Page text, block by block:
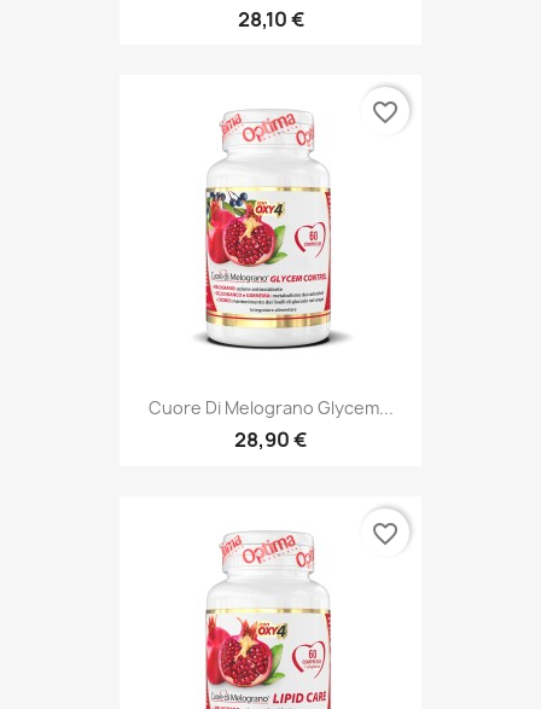
28,10 €
Cuore Di Melograno Glycem...
28,90 €
favorite_border
favorite_border